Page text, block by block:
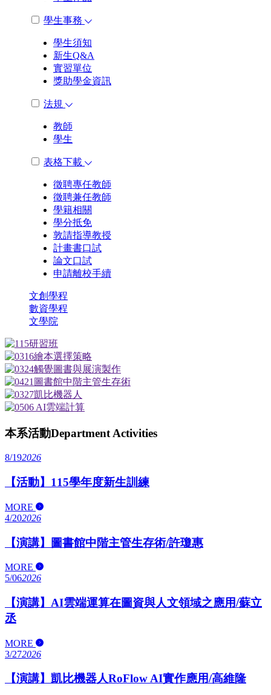
學生事務
學生須知
新生Q&A
實習單位
獎助學金資訊
法規
教師
學生
表格下載
徵聘專任教師
徵聘兼任教師
學籍相關
學分抵免
敦請指導教授
計畫書口試
論文口試
申請離校手續
文創學程
數資學程
文學院
本系活動Department Activities
8/192026
【活動】115學年度新生訓練
MORE
4/202026
【演講】圖書館中階主管生存術/許瓊惠
MORE
5/062026
【演講】AI雲端運算在圖資與人文領域之應用/蘇立
丞
MORE
3/272026
【演講】凱比機器人RoFlow AI實作應用/高維隆